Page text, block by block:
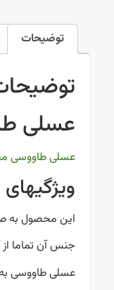
توضیحات
عسلی
عسلی طاووسی
این محصول به
جنس آن تماما
عسلی طاووسی